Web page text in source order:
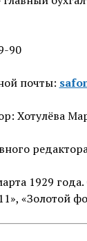
90
почты:
Хотулёва
1929
«Золотой